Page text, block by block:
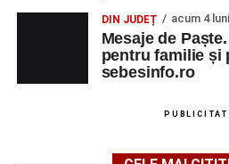
DIN JUDEȚ acum 4 luni
Mesaje de
pentru familie și
sebesinfo.ro